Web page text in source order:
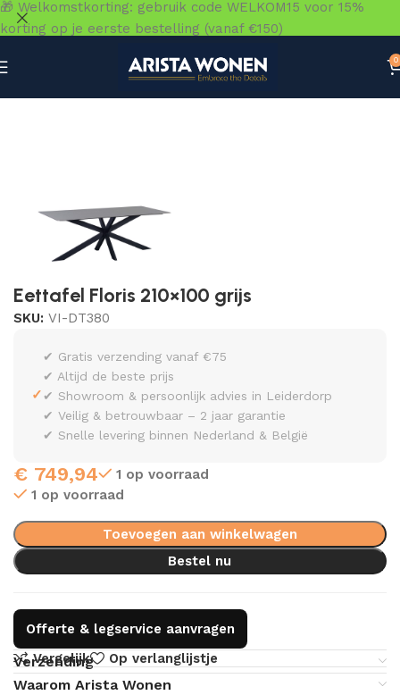
0
Eettafel Floris 210×100 grijs
SKU: VI-DT380
✓
✔ Gratis verzending vanaf €75
✔ Altijd de beste prijs
✔ Showroom & persoonlijk advies in Leiderdorp
✔ Veilig & betrouwbaar – 2 jaar garantie
✔ Snelle levering binnen Nederland & België
€ 749,94
1 op voorraad
1 op voorraad
Toevoegen aan winkelwagen
Bestel nu
Offerte & legservice aanvragen
Vergelijk
Op verlanglijstje
Verzending
Waarom Arista Wonen
🎁 Welkomstkorting: gebruik code WELKOM15 voor 15%
korting op je eerste bestelling (vanaf €150)